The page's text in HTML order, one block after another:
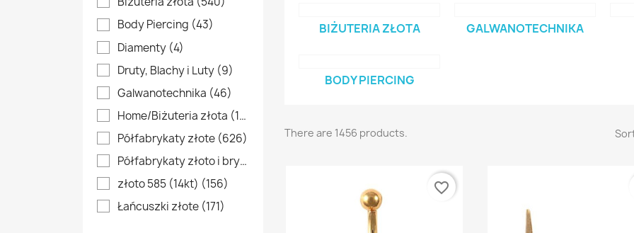
Body Piercing (43)
Diamenty (4)
Druty, Blachy i Luty (9)
Galwanotechnika (46)
Home/Biżuteria złota (17)
Półfabrykaty złote (626)
Półfabrykaty złoto i brylanty
złoto 585 (14kt) (156)
Łańcuszki złote (171)
BIŻUTERIA ZŁOTA GALWANOTECHNIKA
BODY PIERCING
There are 1456 products.
favorite_border